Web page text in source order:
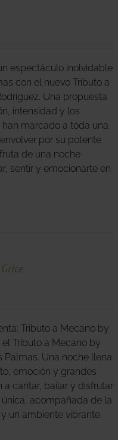
espectáculo inolvidable
con el nuevo Tributo a
Una propuesta
intensidad y los
marcado a toda una
por su potente
de una noche
sentir y emocionarte en
Tributo a Mecano by
Tributo a Mecano by
Palmas. Una noche llena
emoción y grandes
a cantar, bailar y disfrutar
acompañada de la
un ambiente vibrante.